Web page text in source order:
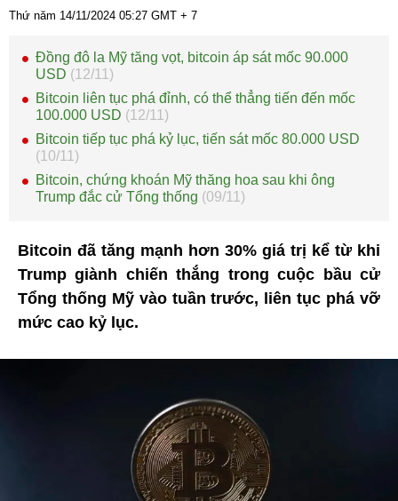
Thứ năm 14/11/2024 05:27 GMT + 7
Đồng đô la Mỹ tăng vọt, bitcoin áp sát mốc 90.000
USD (12/11)
Bitcoin liên tục phá đỉnh, có thể thẳng tiến đến mốc
100.000 USD (12/11)
Bitcoin tiếp tục phá kỷ lục, tiến sát mốc 80.000 USD
(10/11)
Bitcoin, chứng khoán Mỹ thăng hoa sau khi ông
Trump đắc cử Tổng thống (09/11)
Bitcoin đã tăng mạnh hơn 30% giá trị kể từ khi
Trump giành chiến thắng trong cuộc bầu cử
Tổng thống Mỹ vào tuần trước, liên tục phá vỡ
mức cao kỷ lục.